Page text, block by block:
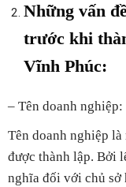
Những vấn
trước khi
Vĩnh Phúc:
– Tên doanh nghiệp:
Tên doanh nghiệp
được thành lập. Bởi
nghĩa đối với chủ sở